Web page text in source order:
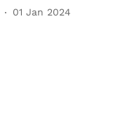
01 Jan 2024